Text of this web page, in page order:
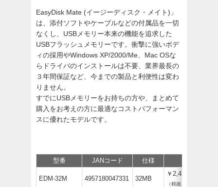
EasyDisk Mate (イージーディスク・メイト)」
は、添付ソフトやケーブルなどの付属品を一切
なくし、USBメモリー本来の機能を追求した
USBフラッシュメモリーです。衝撃に強いボデ
ィの採用やWindows XP/2000/Me、Mac OSな
らドライバのインストールは不要、業界最長の
３年間保証など、今までの製品と利便性は変わ
りません。
すでにUSBメモリーをお持ちの方や、まとめて
購入をお考えの方に最適なコストパフォーマン
スに優れたモデルです。
型番 JANコード 仕様
EDM-32M 4957180047331 32MB
￥2,420
（税抜￥2,200）